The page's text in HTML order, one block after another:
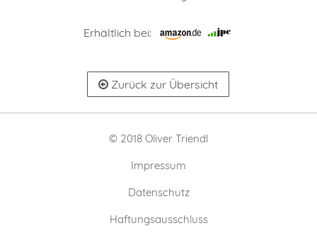
Erhältlich bei:
Zurück zur Übersicht
© 2018 Oliver Triendl
Impressum
Datenschutz
Haftungsausschluss